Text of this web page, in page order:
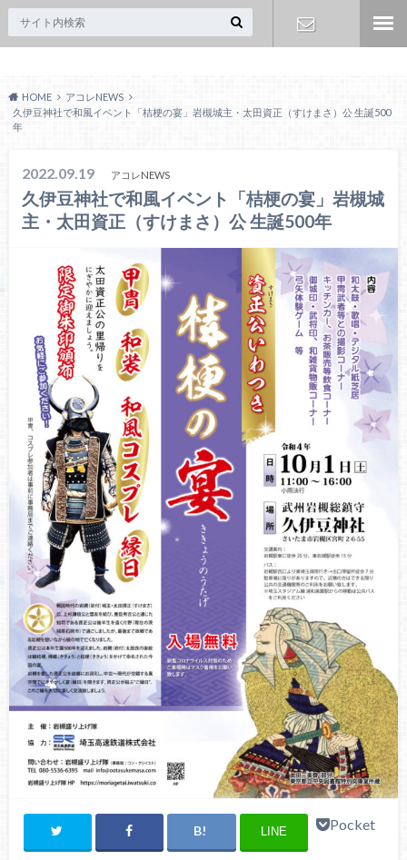
せ
HOME
アコレNEWS
久伊豆神社で和風イベント「桔梗の宴」岩槻城主・太田資正（すけまさ）公 生誕500
年
2022.09.19 アコレNEWS
久伊豆神社で和風イベント「桔梗の宴」岩槻城
主・太田資正（すけまさ）公 生誕500年
LINE Pocket